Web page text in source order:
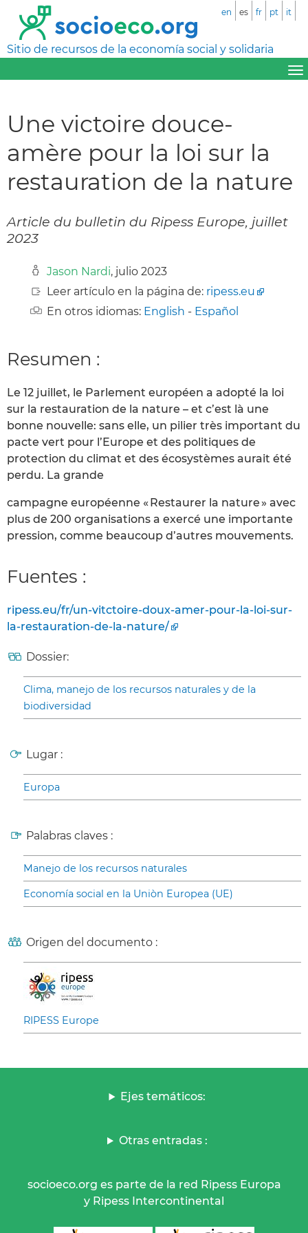
Sitio de recursos de la economía social y solidaria
en es fr pt it
Une victoire douce-
amère pour la loi sur la
restauration de la nature
Article du bulletin du Ripess Europe, juillet
2023
Jason Nardi, julio 2023
Leer artículo en la página de: ripess.eu
En otros idiomas: English - Español
Resumen :
Le 12 juillet, le Parlement européen a adopté la loi
sur la restauration de la nature – et c’est là une
bonne nouvelle: sans elle, un pilier très important du
pacte vert pour l’Europe et des politiques de
protection du climat et des écosystèmes aurait été
perdu. La grande
campagne européenne « Restaurer la nature » avec
plus de 200 organisations a exercé une importante
pression, comme beaucoup d’autres mouvements.
Fuentes :
ripess.eu/fr/un-vitctoire-doux-amer-pour-la-loi-sur-
la-restauration-de-la-nature/
Dossier:
Clima, manejo de los recursos naturales y de la
biodiversidad
Lugar :
Europa
Palabras claves :
Manejo de los recursos naturales
Economía social en la Uniòn Europea (UE)
Origen del documento :
RIPESS Europe
Ejes temáticos:
Otras entradas :
socioeco.org es parte de la red Ripess Europa
y Ripess Intercontinental